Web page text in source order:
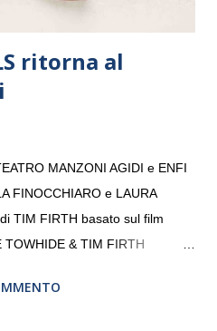
ritorna al
MANZONI AGIDI e ENFI
FINOCCHIARO e LAURA
TIM FIRTH basato sul film
& TIM FIRTH